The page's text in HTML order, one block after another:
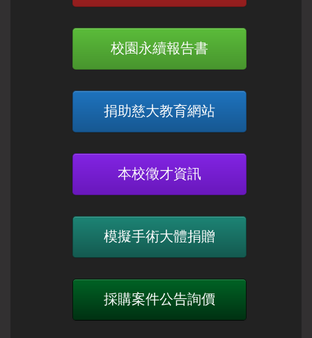
校園永續報告書
捐助慈大教育網站
本校徵才資訊
模擬手術大體捐贈
採購案件公告詢價